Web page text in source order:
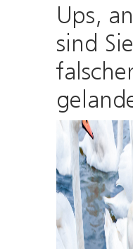
Ups,
sind